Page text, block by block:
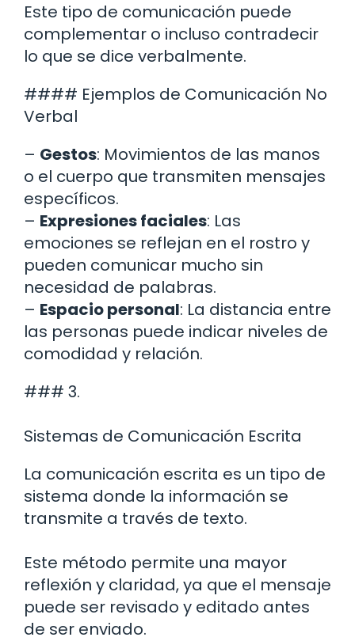
Este tipo de comunicación puede
complementar o incluso contradecir
lo que se dice verbalmente.
#### Ejemplos de Comunicación No
Verbal
– Gestos: Movimientos de las manos
o el cuerpo que transmiten mensajes
específicos.
– Expresiones faciales: Las
emociones se reflejan en el rostro y
pueden comunicar mucho sin
necesidad de palabras.
– Espacio personal: La distancia entre
las personas puede indicar niveles de
comodidad y relación.
### 3.
Sistemas de Comunicación Escrita
La comunicación escrita es un tipo de
sistema donde la información se
transmite a través de texto.
Este método permite una mayor
reflexión y claridad, ya que el mensaje
puede ser revisado y editado antes
de ser enviado.